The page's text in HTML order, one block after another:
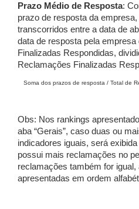
Prazo Médio de Resposta:
prazo de resposta da
transcorridos entre a data de
data de resposta pela
Finalizadas Respondidas,
Reclamações Finalizadas
Soma dos prazos de resposta / Total de
Obs: Nos rankings
aba “Gerais”, caso duas ou
indicadores iguais, será
possui mais reclamações no
reclamações também for
apresentadas em ordem